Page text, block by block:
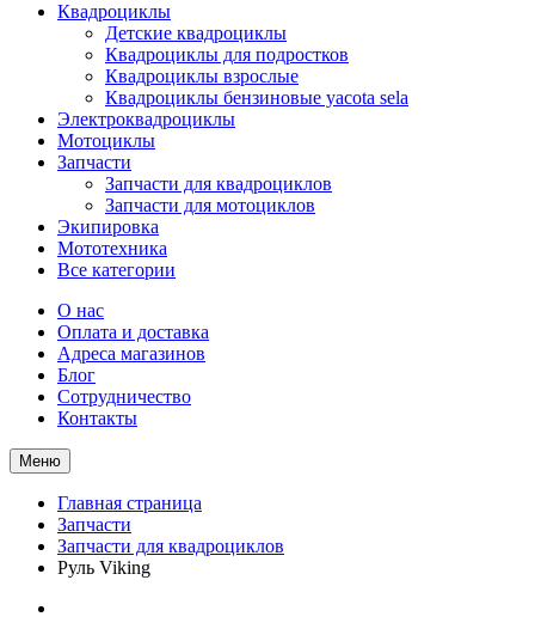
Квадроциклы
Детские квадроциклы
Квадроциклы для подростков
Квадроциклы взрослые
Квадроциклы бензиновые yacota sela
Электроквадроциклы
Мотоциклы
Запчасти
Запчасти для квадроциклов
Запчасти для мотоциклов
Экипировка
Мототехника
Все категории
О нас
Оплата и доставка
Адреса магазинов
Блог
Сотрудничество
Контакты
Меню
Главная страница
Запчасти
Запчасти для квадроциклов
Руль Viking